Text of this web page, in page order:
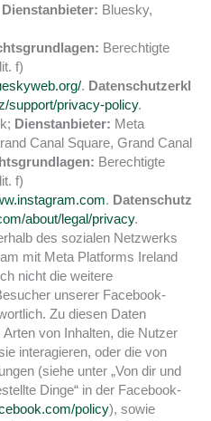
Dienstanbieter: Bluesky,
Berechtigte
f)
. Datenschutzerkl
support/privacy-policy.
Dienstanbieter: Meta
Canal Square, Grand Canal
Berechtigte
f)
. Datenschutz
about/legal/privacy.
des sozialen Netzwerks
mit Meta Platforms Ireland
nicht die weitere
unserer Facebook-
Zu diesen Daten
von Inhalten, die Nutzer
interagieren, oder die von
(siehe unter „Von dir und
Dinge“ in der Facebook-
policy), sowie